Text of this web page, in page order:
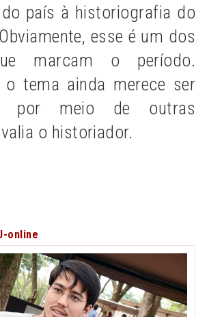
país à historiografia do
esse é um dos
marcam o período.
o tema ainda merece ser
por meio de outras
o historiador.
online